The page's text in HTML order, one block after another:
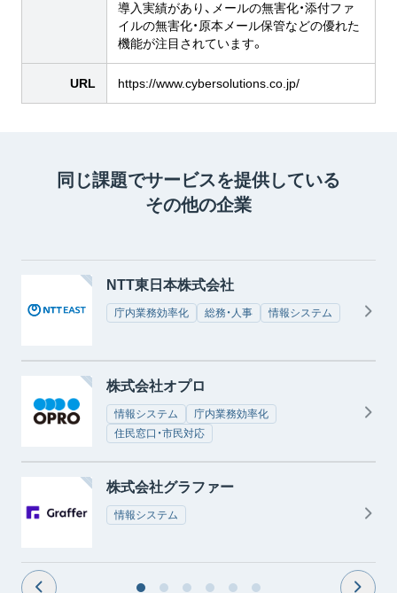
導入実績があり、メールの無害化・添付ファ
イルの無害化・原本メール保管などの優れた
機能が注目されています。
URL https://www.cybersolutions.co.jp/
同じ課題でサービスを提供している
その他の企業
NTT東日本株式会社
庁内業務効率化 総務・人事 情報システム
株式会社オプロ
情報システム
庁内業務効率化
住民窓口・市民対応
株式会社グラファー
情報システム